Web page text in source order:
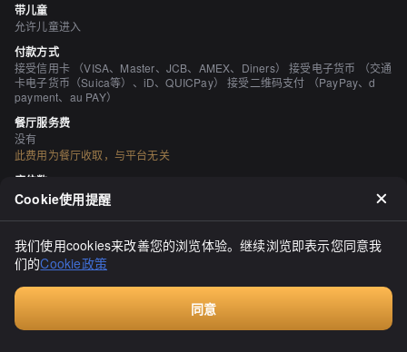
带儿童
允许儿童进入
付款方式
接受信用卡 （VISA、Master、JCB、AMEX、Diners） 接受电子货币 （交通
卡电子货币（Suica等）、iD、QUICPay） 接受二维码支付 （PayPay、d
payment、au PAY）
餐厅服务费
没有
此费用为餐厅收取，与平台无关
座位数
60 座位
个人包厢
有 （2人、4人、6人、8人、10~20人） 根据座位供应情况，我们可以容纳2
人的小团体或私人房间。
所有座位均禁止吸烟
停车场
Cookie使用提醒
我们使用cookies来改善您的浏览体验。继续浏览即表示您同意我
们的Cookie政策
同意